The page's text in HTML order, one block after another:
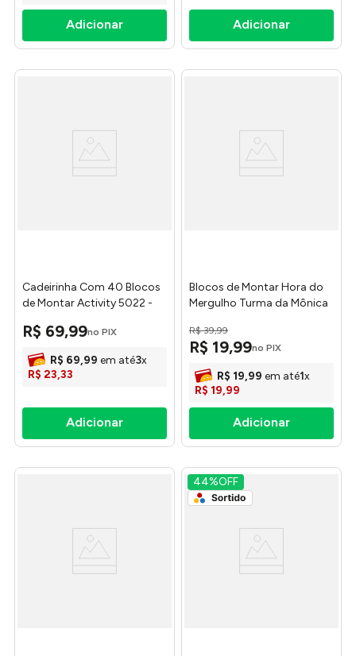
Cadeirinha Com 40 Blocos
de Montar Activity 5022 -
R$ 69,99no PIX
R$ 69,99 em até3x
R$ 23,33
Blocos de Montar Hora do
Mergulho Turma da Mônica
Monte Libano
R$ 39,99
R$ 19,99no PIX
R$ 19,99 em até1x
R$ 19,99
44%OFF